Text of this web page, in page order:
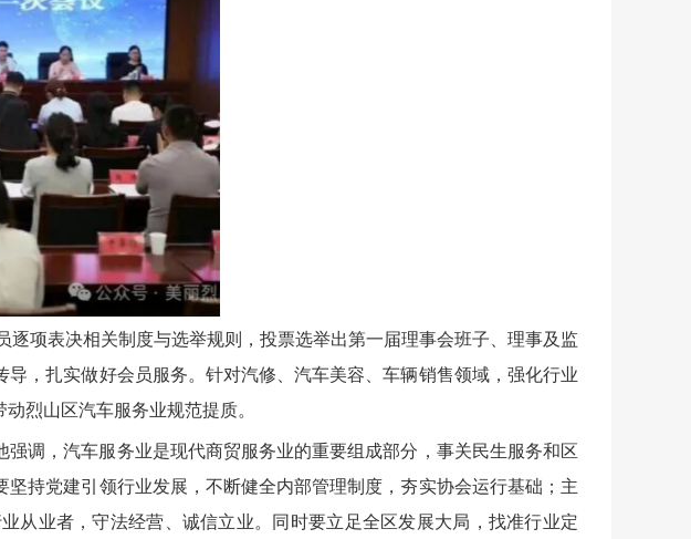
项表决相关制度与选举规则，投票选举出第一届理事会班子、理事及监
，扎实做好会员服务。针对汽修、汽车美容、车辆销售领域，强化行业
烈山区汽车服务业规范提质。
调，汽车服务业是现代商贸服务业的重要组成部分，事关民生服务和区
持党建引领行业发展，不断健全内部管理制度，夯实协会运行基础；主
从业者，守法经营、诚信立业。同时要立足全区发展大局，找准行业定